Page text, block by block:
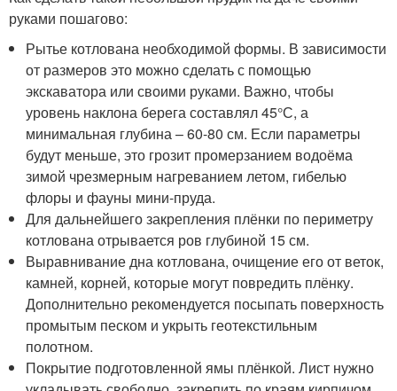
руками пошагово:
Рытье котлована необходимой формы. В зависимости
от размеров это можно сделать с помощью
экскаватора или своими руками. Важно, чтобы
уровень наклона берега составлял 45°С, а
минимальная глубина – 60-80 см. Если параметры
будут меньше, это грозит промерзанием водоёма
зимой чрезмерным нагреванием летом, гибелью
флоры и фауны мини-пруда.
Для дальнейшего закрепления плёнки по периметру
котлована отрывается ров глубиной 15 см.
Выравнивание дна котлована, очищение его от веток,
камней, корней, которые могут повредить плёнку.
Дополнительно рекомендуется посыпать поверхность
промытым песком и укрыть геотекстильным
полотном.
Покрытие подготовленной ямы плёнкой. Лист нужно